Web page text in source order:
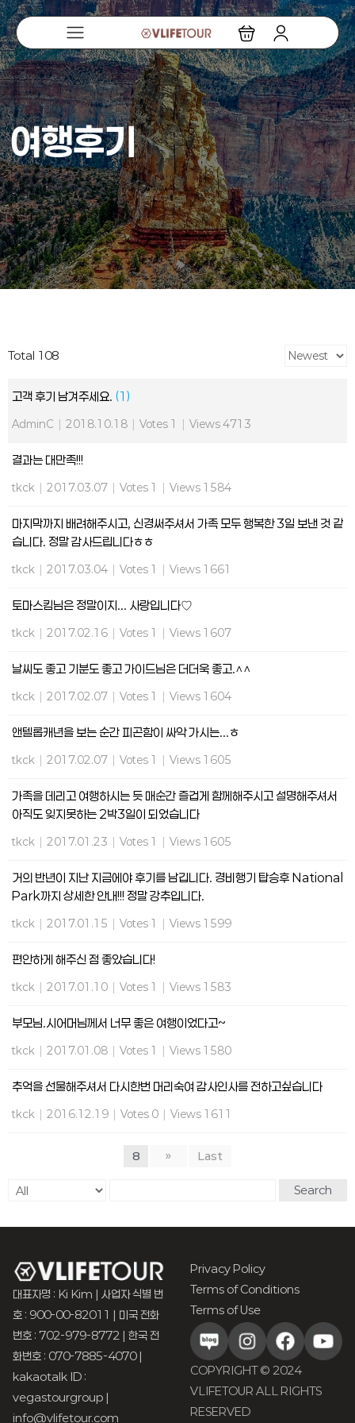
여행후기
Total 108
고객 후기 남겨주세요. (1)
AdminC 2018.10.18 Votes 1 Views 4713
결과는 대만족!!!
tkck 2017.03.07 Votes 1 Views 1584
마지막까지 배려해주시고, 신경써주셔서 가족 모두 행복한 3일 보낸 것 같
습니다. 정말 감사드립니다ㅎㅎ
tkck 2017.03.04 Votes 1 Views 1661
토마스킴님은 정말이지... 사랑입니다♡
tkck 2017.02.16 Votes 1 Views 1607
날씨도 좋고 기분도 좋고 가이드님은 더더욱 좋고.^^
tkck 2017.02.07 Votes 1 Views 1604
앤텔롭캐년을 보는 순간 피곤함이 싸악 가시는...ㅎ
tkck 2017.02.07 Votes 1 Views 1605
가족을 데리고 여행하시는 듯 매순간 즐겁게 함께해주시고 설명해주셔서
아직도 잊지못하는 2박3일이 되었습니다
tkck 2017.01.23 Votes 1 Views 1605
거의 반년이 지난 지금에야 후기를 남깁니다. 경비행기 탑승후 National
Park까지 상세한 안내!!! 정말 강추입니다.
tkck 2017.01.15 Votes 1 Views 1599
편안하게 해주신 점 좋았습니다!
tkck 2017.01.10 Votes 1 Views 1583
부모님.시어머님께서 너무 좋은 여행이었다고~
tkck 2017.01.08 Votes 1 Views 1580
추억을 선물해주셔서 다시한번 머리숙여 감사인사를 전하고싶습니다
tkck 2016.12.19 Votes 0 Views 1611
8 » Last
Search
대표자명 : Ki Kim | 사업자 식별 번
호 : 900-00-82011 | 미국 전화
번호 : 702-979-8772 | 한국 전
화번호 : 070-7885-4070 |
kakaotalk ID :
vegastourgroup |
info@vlifetour.com
Privacy Policy
Terms of Conditions
Terms of Use
COPYRIGHT © 2024
VLIFETOUR ALL RIGHTS
RESERVED